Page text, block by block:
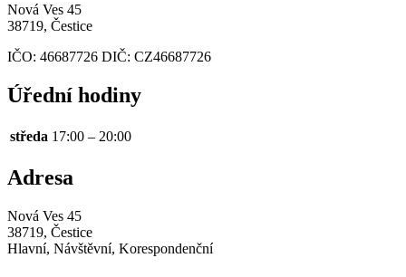
Nová Ves 45
38719, Čestice
IČO: 46687726 DIČ: CZ46687726
Úřední hodiny
středa 17:00 – 20:00
Adresa
Nová Ves 45
38719, Čestice
Hlavní, Návštěvní, Korespondenční